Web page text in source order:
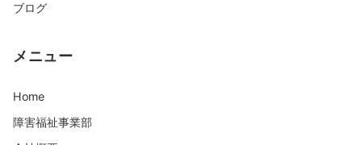
ブログ
メニュー
Home
障害福祉事業部